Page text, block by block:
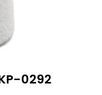
0292